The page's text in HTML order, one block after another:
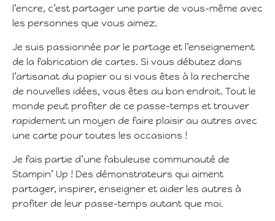
l’encre, c’est partager une partie de vous-même avec
les personnes que vous aimez.
Je suis passionnée par le partage et l’enseignement
de la fabrication de cartes. Si vous débutez dans
l’artisanat du papier ou si vous êtes à la recherche
de nouvelles idées, vous êtes au bon endroit. Tout le
monde peut profiter de ce passe-temps et trouver
rapidement un moyen de faire plaisir au autres avec
une carte pour toutes les occasions !
Je fais partie d’une fabuleuse communauté de
Stampin’ Up ! Des démonstrateurs qui aiment
partager, inspirer, enseigner et aider les autres à
profiter de leur passe-temps autant que moi.